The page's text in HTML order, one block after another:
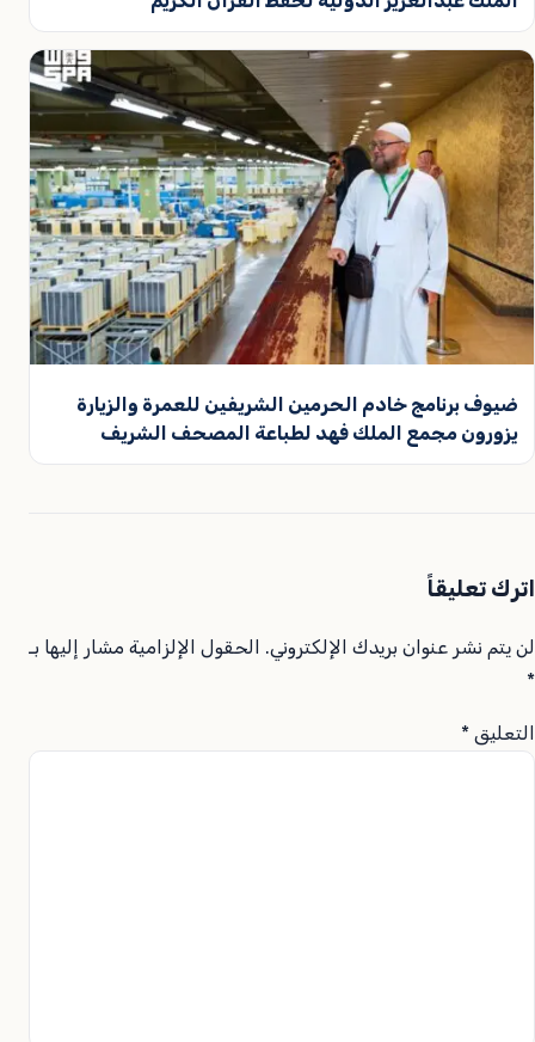
ضيوف برنامج خادم الحرمين الشريفين للعمرة والزيارة
يزورون مجمع الملك فهد لطباعة المصحف الشريف
اترك تعليقاً
لن يتم نشر عنوان بريدك الإلكتروني. الحقول الإلزامية مشار إليها بـ
*
التعليق *